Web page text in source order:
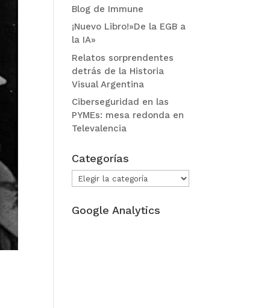
Blog de Immune
¡Nuevo Libro!»De la EGB a
la IA»
Relatos sorprendentes
detrás de la Historia
Visual Argentina
Ciberseguridad en las
PYMEs: mesa redonda en
Televalencia
Categorías
Categorías
Google Analytics